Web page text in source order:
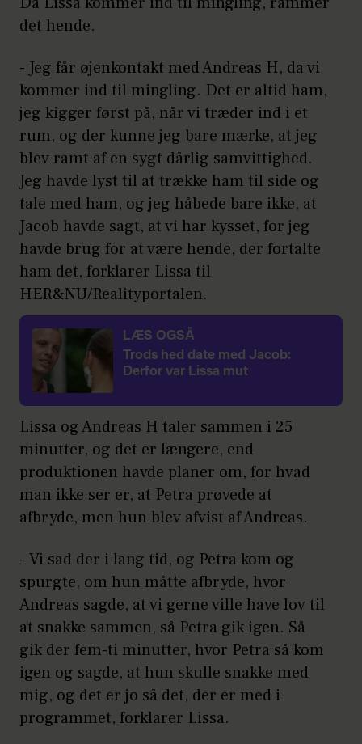
det hende.
- Jeg får øjenkontakt med Andreas H, da vi
kommer ind til mingling. Det er altid ham,
jeg kigger først på, når vi træder ind i et
rum, og der kunne jeg bare mærke, at jeg
blev ramt af en sygt dårlig samvittighed.
Jeg havde lyst til at trække ham til side og
tale med ham, og jeg håbede bare ikke, at
Jacob havde sagt, at vi har kysset, for jeg
havde brug for at være hende, der fortalte
ham det, forklarer Lissa til
HER&NU/Realityportalen.
LÆS OGSÅ
Trods hed date med Jacob:
Derfor var Lissa mut
Lissa og Andreas H taler sammen i 25
minutter, og det er længere, end
produktionen havde planer om, for hvad
man ikke ser er, at Petra prøvede at
afbryde, men hun blev afvist af Andreas.
- Vi sad der i lang tid, og Petra kom og
spurgte, om hun måtte afbryde, hvor
Andreas sagde, at vi gerne ville have lov til
at snakke sammen, så Petra gik igen. Så
gik der fem-ti minutter, hvor Petra så kom
igen og sagde, at hun skulle snakke med
mig, og det er jo så det, der er med i
programmet, forklarer Lissa.